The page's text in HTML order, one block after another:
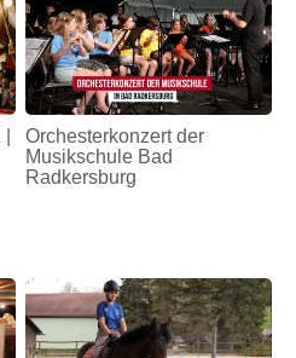
Orchesterkonzert der
Musikschule Bad
Radkersburg